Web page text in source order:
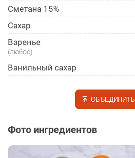
Сметана 15%
Сахар
Варенье
(любое)
Ванильный сахар
ОБЪЕДИНИТЬ
Фото ингредиентов